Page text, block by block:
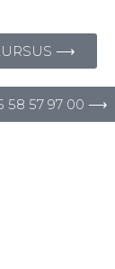
⟶
58 57 97 00 ⟶